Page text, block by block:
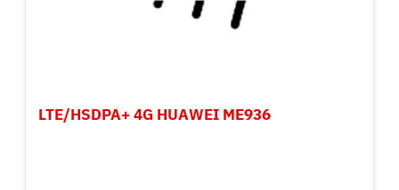
LTE/HSDPA+ 4G HUAWEI ME936